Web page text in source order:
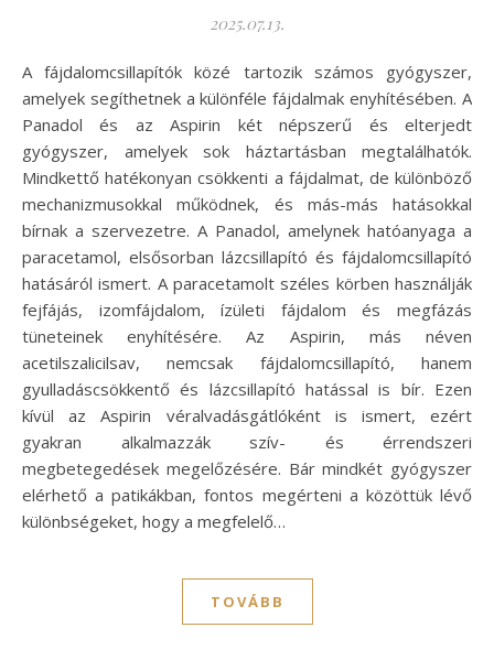
2025.07.13.
A fájdalomcsillapítók közé tartozik számos gyógyszer,
amelyek segíthetnek a különféle fájdalmak enyhítésében. A
Panadol és az Aspirin két népszerű és elterjedt
gyógyszer, amelyek sok háztartásban megtalálhatók.
Mindkettő hatékonyan csökkenti a fájdalmat, de különböző
mechanizmusokkal működnek, és más-más hatásokkal
bírnak a szervezetre. A Panadol, amelynek hatóanyaga a
paracetamol, elsősorban lázcsillapító és fájdalomcsillapító
hatásáról ismert. A paracetamolt széles körben használják
fejfájás, izomfájdalom, ízületi fájdalom és megfázás
tüneteinek enyhítésére. Az Aspirin, más néven
acetilszalicilsav, nemcsak fájdalomcsillapító, hanem
gyulladáscsökkentő és lázcsillapító hatással is bír. Ezen
kívül az Aspirin véralvadásgátlóként is ismert, ezért
gyakran alkalmazzák szív- és érrendszeri
megbetegedések megelőzésére. Bár mindkét gyógyszer
elérhető a patikákban, fontos megérteni a közöttük lévő
különbségeket, hogy a megfelelő…
TOVÁBB